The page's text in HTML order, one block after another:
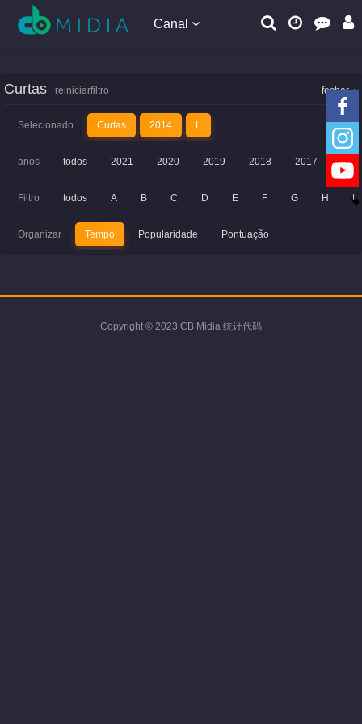
Canal
fechar
Curtas reiniciarfiltro
Selecionado Curtas 2014 L
anos todos 2021 2020 2019 2018 2017
Filtro todos A B C D E F G H I
Organizar Tempo Popularidade Pontuação
Copyright © 2023 CB Midia 统计代码